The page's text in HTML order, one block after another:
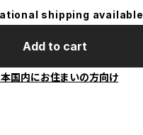
shipping available
Add to cart
国内にお住まいの方向け